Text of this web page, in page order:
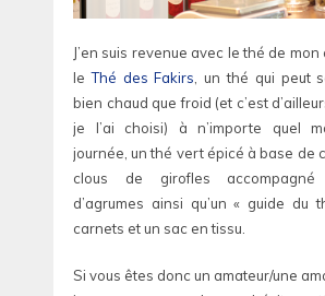
J’en suis revenue avec le thé de mon
leThé des Fakirs, un thé qui peut
bien chaud que froid (et c’est
je l’ai choisi) à n’importe quel
journée, un thé vert épicé à base de
clous de girofles accompagné
d’agrumes ainsi qu’un « guide du
carnets et un sac en tissu.
Si vous êtes donc un amateur/une